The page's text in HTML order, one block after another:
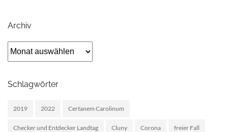
Archiv
Archiv
Schlagwörter
2019 2022 Certanem Carolinum
Checker und Entdecker Landtag Cluny Corona freier Fall